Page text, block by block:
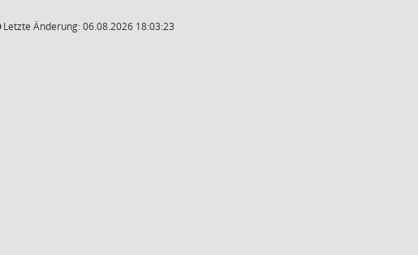
Letzte Änderung: 06.08.2026 18:03:23